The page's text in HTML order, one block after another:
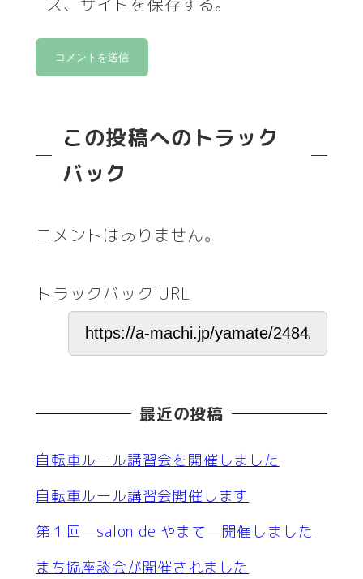
この投稿へのトラック
バック
コメントはありません。
トラックバック URL
最近の投稿
自転車ルール講習会を開催しました
自転車ルール講習会開催します
第１回 salon de やまて 開催しました
まち協座談会が開催されました